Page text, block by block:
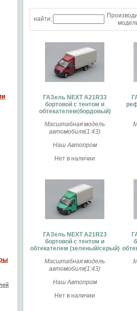
найти:
ГАЗель NEXT A21R33
бортовой c тентом и
обтекателем(бордовый)
Масштабная модель
автомобиля(1:43)
Наш Автопром
Нет в наличии
ГАЗель NEXT A21R23
бортовой с тентом и
обтекателем (зеленый/серый)
Масштабная модель
автомобиля(1:43)
Наш Автопром
Нет в наличии